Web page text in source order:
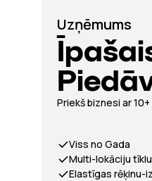
Uzņēmums
Priekš biznesi ar
Viss no Gada
Multi-lokāciju
Elastīgas rēķinu-